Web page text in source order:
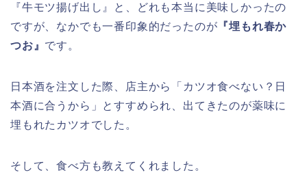
『牛モツ揚げ出し』と、どれも本当に美味しかったの
ですが、なかでも一番印象的だったのが 『埋もれ春か
つお』 です。
日本酒を注文した際、店主から「カツオ食べない？日
本酒に合うから」とすすめられ、出てきたのが薬味に
埋もれたカツオでした。
そして、食べ方も教えてくれました。